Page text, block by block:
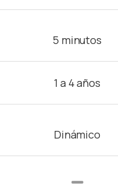
5 minutos
1 a 4 años
Dinámico